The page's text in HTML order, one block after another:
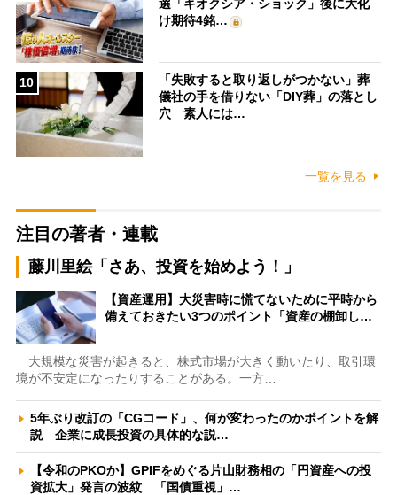
選「キオクシア・ショック」後に大化
け期待4銘…
10
「失敗すると取り返しがつかない」葬
儀社の手を借りない「DIY葬」の落とし
穴 素人には…
一覧を見る
注目の著者・連載
藤川里絵「さあ、投資を始めよう！」
【資産運用】大災害時に慌てないために平時から
備えておきたい3つのポイント「資産の棚卸し…
大規模な災害が起きると、株式市場が大きく動いたり、取引環
境が不安定になったりすることがある。一方…
5年ぶり改訂の「CGコード」、何が変わったのかポイントを解
説 企業に成長投資の具体的な説…
【令和のPKOか】GPIFをめぐる片山財務相の「円資産への投
資拡大」発言の波紋 「国債重視」…